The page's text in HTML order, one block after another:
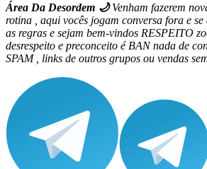
Área Da Desordem 🌙Venham fazerem
rotina , aqui vocês jogam conversa fora e
as regras e sejam bem-vindos RESPEITO
desrespeito e preconceito é BAN nada de
SPAM , links de outros grupos ou vendas